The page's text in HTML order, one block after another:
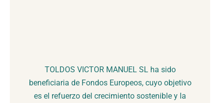
TOLDOS VICTOR MANUEL SL ha sido
beneficiaria de Fondos Europeos, cuyo objetivo
es el refuerzo del crecimiento sostenible y la